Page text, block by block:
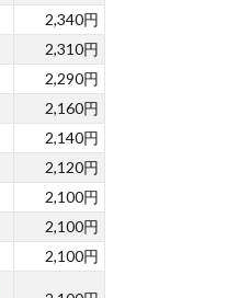
2,340円
2,310円
2,290円
2,160円
2,140円
2,120円
2,100円
2,100円
2,100円